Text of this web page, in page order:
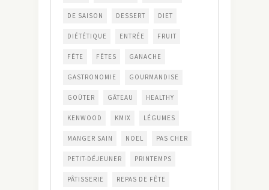
DE SAISON DESSERT DIET
DIÉTÉTIQUE ENTRÉE FRUIT
FÊTE FÊTES GANACHE
GASTRONOMIE GOURMANDISE
GOÛTER GÂTEAU HEALTHY
KENWOOD KMIX LÉGUMES
MANGER SAIN NOEL PAS CHER
PETIT-DÉJEUNER PRINTEMPS
PÂTISSERIE REPAS DE FÊTE